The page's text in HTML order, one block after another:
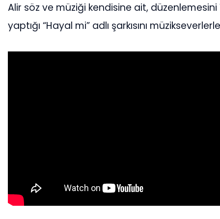
Alir söz ve müziği kendisine ait, düzenlemesini
yaptığı “Hayal mi” adlı şarkısını